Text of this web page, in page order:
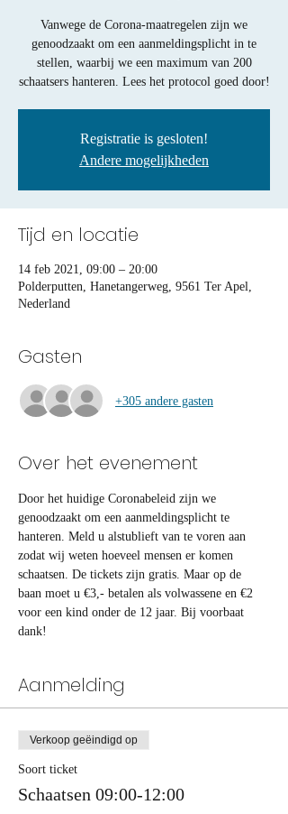
Vanwege de Corona-maatregelen zijn we
genoodzaakt om een aanmeldingsplicht in te
stellen, waarbij we een maximum van 200
schaatsers hanteren. Lees het protocol goed door!
Registratie is gesloten!
Andere mogelijkheden
Tijd en locatie
14 feb 2021, 09:00 – 20:00
Polderputten, Hanetangerweg, 9561 Ter Apel,
Nederland
Gasten
+305 andere gasten
Over het evenement
Door het huidige Coronabeleid zijn we
genoodzaakt om een aanmeldingsplicht te
hanteren. Meld u alstublieft van te voren aan
zodat wij weten hoeveel mensen er komen
schaatsen. De tickets zijn gratis. Maar op de
baan moet u €3,- betalen als volwassene en €2
voor een kind onder de 12 jaar. Bij voorbaat
dank!
Aanmelding
Verkoop geëindigd op
Soort ticket
Schaatsen 09:00-12:00